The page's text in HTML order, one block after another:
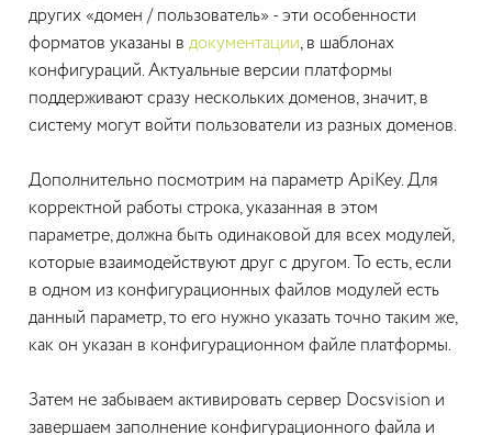
других «домен / пользователь» - эти особенности
форматов указаны в документации, в шаблонах
конфигураций. Актуальные версии платформы
поддерживают сразу нескольких доменов, значит, в
систему могут войти пользователи из разных доменов.
Дополнительно посмотрим на параметр ApiKey. Для
корректной работы строка, указанная в этом
параметре, должна быть одинаковой для всех модулей,
которые взаимодействуют друг с другом. То есть, если
в одном из конфигурационных файлов модулей есть
данный параметр, то его нужно указать точно таким же,
как он указан в конфигурационном файле платформы.
Затем не забываем активировать сервер Docsvision и
завершаем заполнение конфигурационного файла и